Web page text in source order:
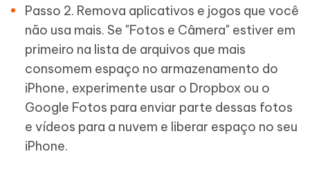
Passo 2. Remova aplicativos e jogos que você
não usa mais. Se "Fotos e Câmera" estiver em
primeiro na lista de arquivos que mais
consomem espaço no armazenamento do
iPhone, experimente usar o Dropbox ou o
Google Fotos para enviar parte dessas fotos
e vídeos para a nuvem e liberar espaço no seu
iPhone.